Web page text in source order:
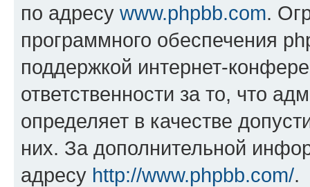
по адресу www.phpbb.com.
программного обеспечения
поддержкой интернет-
ответственности за то, что
определяет в качестве
них. За дополнительной
адресу http://www.phpbb.com/.